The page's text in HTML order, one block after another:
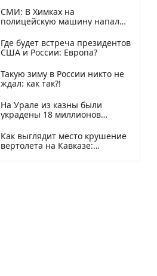
СМИ: В Химках на
полицейскую машину напали
Где будет встреча президентов
США и России: Европа?
Такую зиму в России никто не
ждал: как так?!
На Урале из казны были
украдены 18 миллионов
Как выглядит место крушение
вертолета на Кавказе: